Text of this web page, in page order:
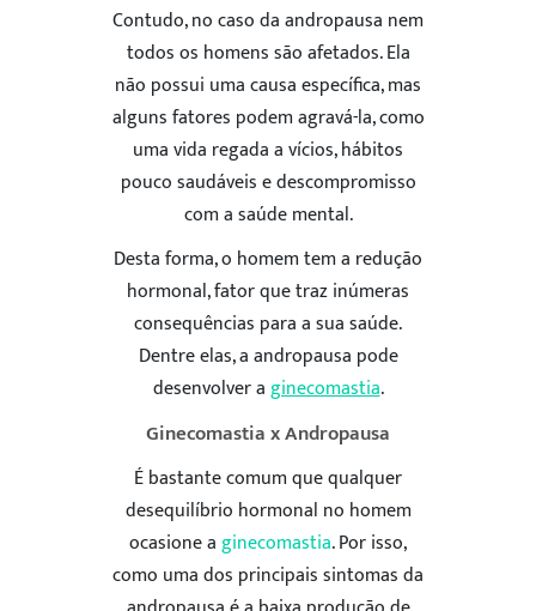
Contudo, no caso da andropausa nem
todos os homens são afetados. Ela
não possui uma causa específica, mas
alguns fatores podem agravá-la, como
uma vida regada a vícios, hábitos
pouco saudáveis e descompromisso
com a saúde mental.
Desta forma, o homem tem a redução
hormonal, fator que traz inúmeras
consequências para a sua saúde.
Dentre elas, a andropausa pode
desenvolver aginecomastia.
Ginecomastia x Andropausa
É bastante comum que qualquer
desequilíbrio hormonal no homem
ocasione aginecomastia. Por isso,
como uma dos principais sintomas da